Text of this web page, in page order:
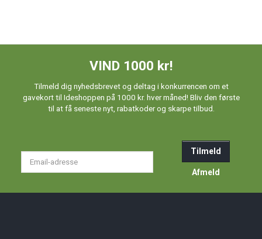
VIND 1000 kr!
Tilmeld dig nyhedsbrevet og deltag i konkurrencen om et
gavekort til Ideshoppen på 1000 kr. hver måned! Bliv den første
til at få seneste nyt, rabatkoder og skarpe tilbud.
Tilmeld
Afmeld